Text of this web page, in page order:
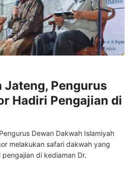
Jateng, Pengurus
Hadiri Pengajian di
Dewan Dakwah Islamiyah
melakukan safari dakwah yang
di kediaman Dr.